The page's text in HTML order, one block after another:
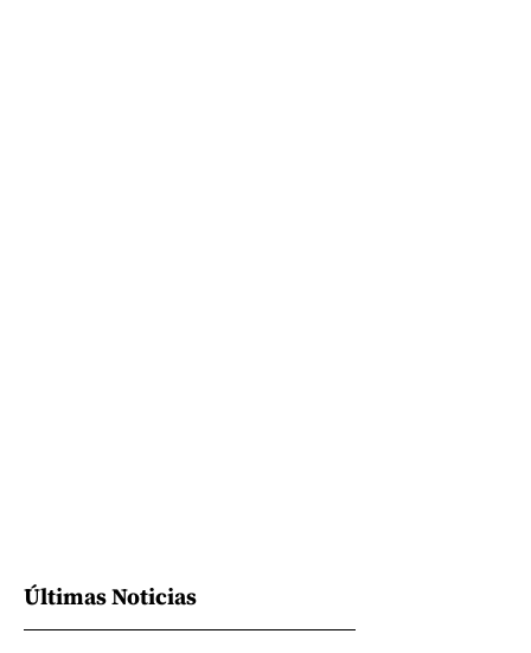
Últimas Noticias